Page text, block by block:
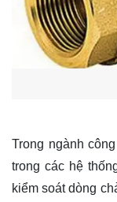
Trong ngành
trong các hệ
kiểm soát dòng